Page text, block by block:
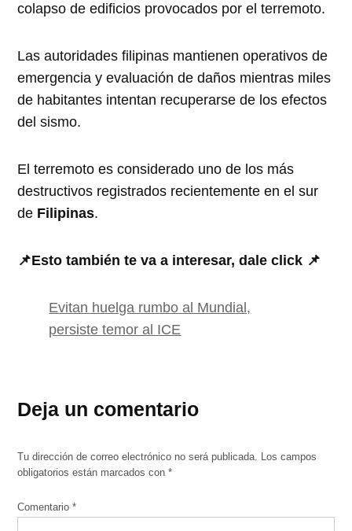
colapso de edificios provocados por el terremoto.
Las autoridades filipinas mantienen operativos de
emergencia y evaluación de daños mientras miles
de habitantes intentan recuperarse de los efectos
del sismo.
El terremoto es considerado uno de los más
destructivos registrados recientemente en el sur
de Filipinas.
📌Esto también te va a interesar, dale click 📌
Evitan huelga rumbo al Mundial,
persiste temor al ICE
Deja un comentario
Tu dirección de correo electrónico no será publicada. Los campos
obligatorios están marcados con*
Comentario*